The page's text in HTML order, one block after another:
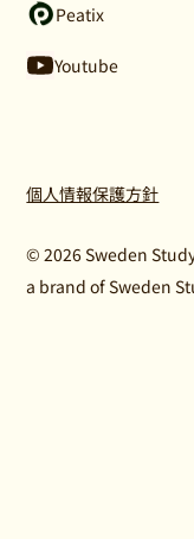
Peatix
Youtube
© 2026 Sweden
a brand of Sweden
個人情報保護方針